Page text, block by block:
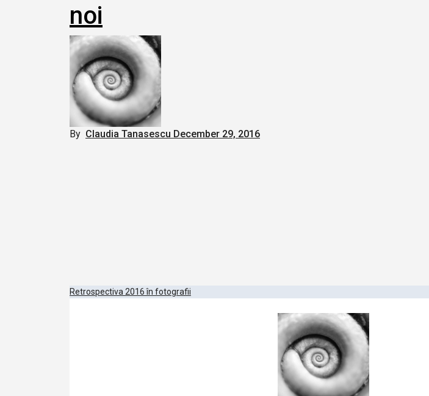
noi
By Claudia Tanasescu December 29, 2016
Post
Retrospectiva 2016 în fotografii